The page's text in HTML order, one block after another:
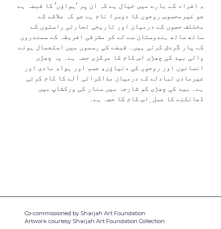
، افراد کے بارے میں خیال ہے کہ ان پر ‘ہواؤں’ کا قبضہ ہے
جو غیرمحسوس روحوں کا دوسرا نام ہے جو کہ علاقے کے
مختلف حصوں کے درمیان اور تاریخی تجارتی راستوں کے
ساتھ ساتھ ہندوستان سے لے کر مشرقی افریقہ کے سمندروں
کے پار گردش کرتی ہیں۔ قبضے کی رسموں میں استعمال ہونے
والی بید کی چھڑی اس کام کا مرکزی حصہ ہے۔ یہ چھڑی
انسانوں اور روحوں کی دنیاؤں، جسم اور ہوا، مادی اور
غیرمادی تبادلے کے درمیان مذاکراتی آلے کا کام کرتی
ہے۔ بید کی چھڑی کو شارجہ میں سنار کی ورکشاپ میں
ڈھانکنے کا عمل ِاس کام کا حصہ ہے۔
Co-commissioned by Sharjah Art Foundation
Artwork courtesy Sharjah Art Foundation Collection